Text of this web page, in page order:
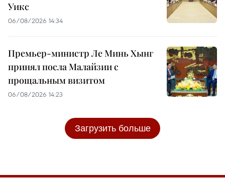
Уикс
06/08/2026 14:34
Премьер-министр Ле Минь Хынг
принял посла Малайзии с
прощальным визитом
06/08/2026 14:23
Загрузить больше